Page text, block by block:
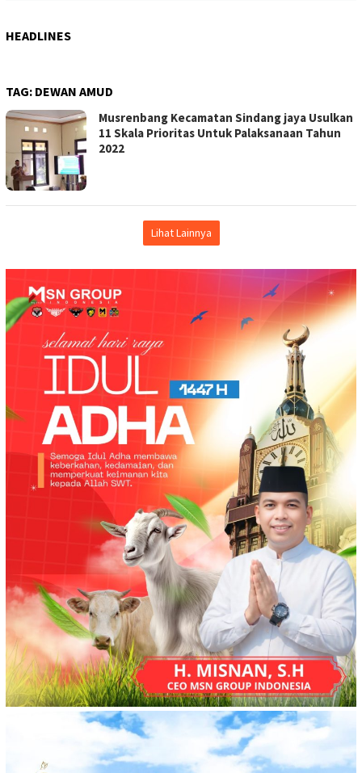
HEADLINES
TAG: DEWAN AMUD
Musrenbang Kecamatan Sindang jaya Usulkan
11 Skala Prioritas Untuk Palaksanaan Tahun
2022
Lihat Lainnya